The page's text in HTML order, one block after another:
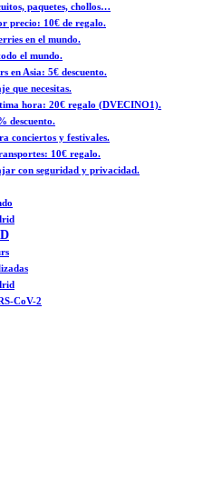
paquetes, chollos…
precio: 10€ de regalo.
en el mundo.
el mundo.
en Asia: 5€ descuento.
que necesitas.
hora: 20€ regalo (DVECINO1).
descuento.
conciertos y festivales.
10€ regalo.
con seguridad y privacidad.
CoV-2